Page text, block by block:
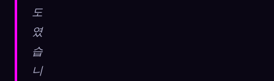
도
였
습
니